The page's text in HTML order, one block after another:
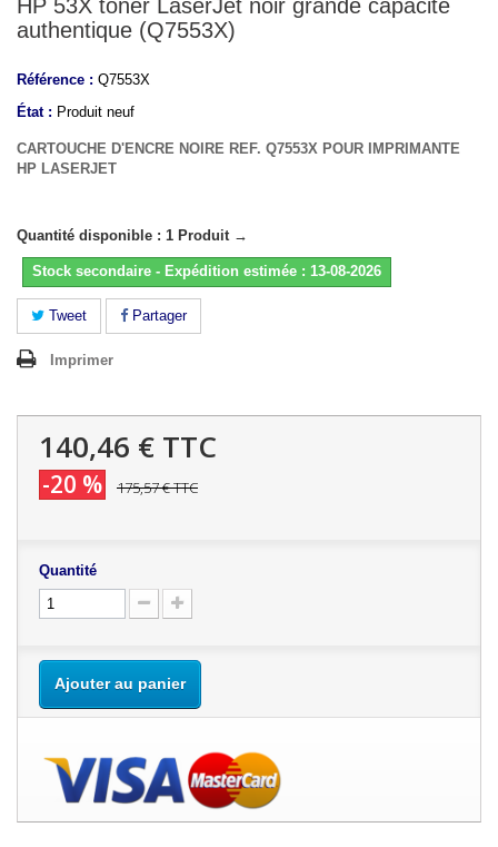
HP 53X toner LaserJet noir grande capacité
authentique (Q7553X)
Référence : Q7553X
État : Produit neuf
CARTOUCHE D'ENCRE NOIRE REF. Q7553X POUR IMPRIMANTE
HP LASERJET
Quantité disponible : 1 Produit →
Stock secondaire - Expédition estimée : 13-08-2026
Tweet Partager
Imprimer
140,46 € TTC
-20 % 175,57 €TTC
Quantité
Ajouter au panier